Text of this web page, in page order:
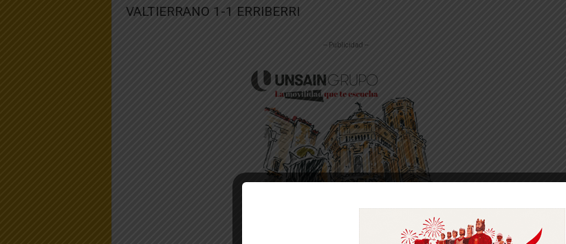
VALTIERRANO 1-1 ERRIBERRI
-- Publicidad --